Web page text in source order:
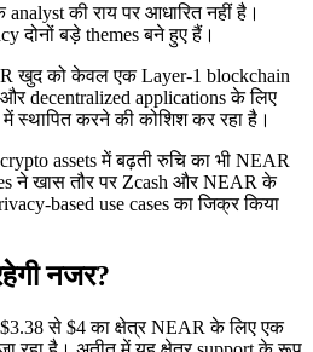
की राय पर आधारित नहीं है।
दोनों बड़े themes बने हुए हैं।
खुद को केवल एक Layer-1 blockchain
decentralized applications के लिए
स्थापित करने की कोशिश कर रहा है।
assets में बढ़ती रुचि का भी NEAR
ने खास तौर पर Zcash और NEAR के
based use cases का जिक्र किया
नजर?
से $4 का क्षेत्र NEAR के लिए एक